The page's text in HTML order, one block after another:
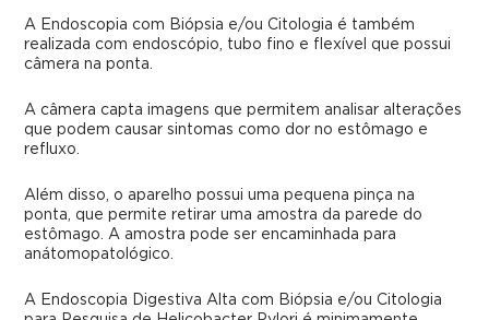
A Endoscopia com Biópsia e/ou Citologia é também
realizada com endoscópio, tubo fino e flexível que possui
câmera na ponta.
A câmera capta imagens que permitem analisar alterações
que podem causar sintomas como dor no estômago e
refluxo.
Além disso, o aparelho possui uma pequena pinça na
ponta, que permite retirar uma amostra da parede do
estômago. A amostra pode ser encaminhada para
anátomopatológico.
A Endoscopia Digestiva Alta com Biópsia e/ou Citologia